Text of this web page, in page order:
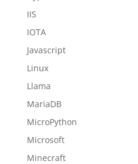
IIS
IOTA
Javascript
Linux
Llama
MariaDB
MicroPython
Microsoft
Minecraft